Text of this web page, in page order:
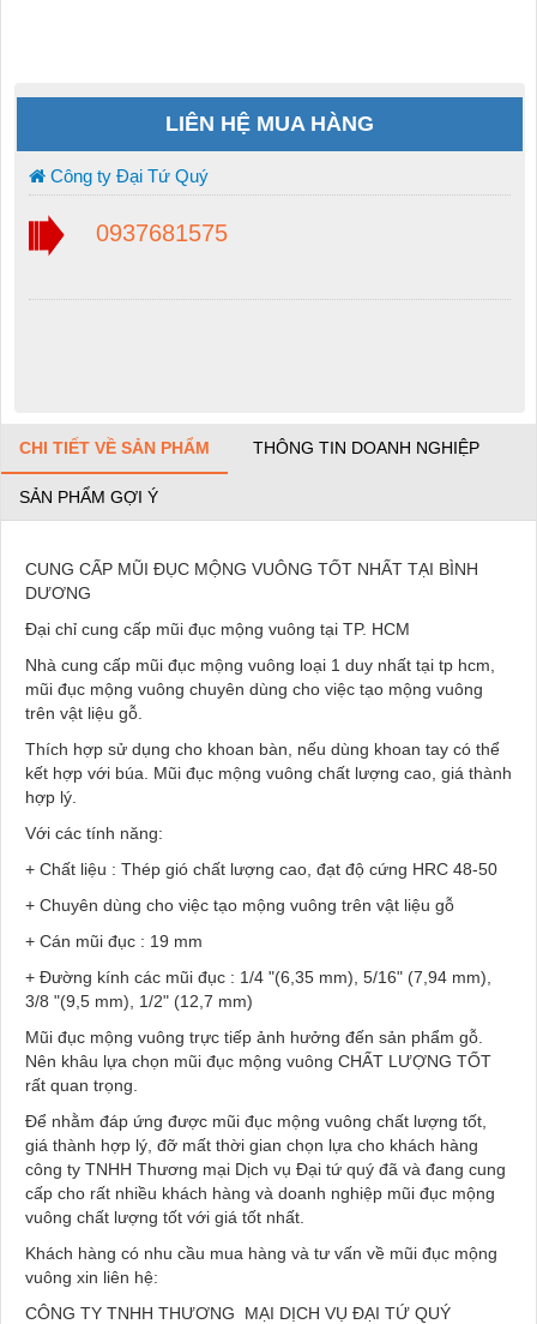
LIÊN HỆ MUA HÀNG
Công ty Đại Tứ Quý
0937681575
CHI TIẾT VỀ SẢN PHẨM THÔNG TIN DOANH NGHIỆP
SẢN PHẨM GỢI Ý
CUNG CẤP MŨI ĐỤC MỘNG VUÔNG TỐT NHẤT TẠI BÌNH
DƯƠNG
Đại chỉ cung cấp mũi đục mộng vuông tại TP. HCM
Nhà cung cấp mũi đục mộng vuông loại 1 duy nhất tại tp hcm,
mũi đục mộng vuông chuyên dùng cho việc tạo mộng vuông
trên vật liệu gỗ.
Thích hợp sử dụng cho khoan bàn, nếu dùng khoan tay có thể
kết hợp với búa. Mũi đục mộng vuông chất lượng cao, giá thành
hợp lý.
Với các tính năng:
+ Chất liệu : Thép gió chất lượng cao, đạt độ cứng HRC 48-50
+ Chuyên dùng cho việc tạo mộng vuông trên vật liệu gỗ
+ Cán mũi đục : 19 mm
+ Đường kính các mũi đục : 1/4 "(6,35 mm), 5/16" (7,94 mm),
3/8 "(9,5 mm), 1/2" (12,7 mm)
Mũi đục mộng vuông trực tiếp ảnh hưởng đến sản phẩm gỗ.
Nên khâu lựa chọn mũi đục mộng vuông CHẤT LƯỢNG TỐT
rất quan trọng.
Để nhằm đáp ứng được mũi đục mộng vuông chất lượng tốt,
giá thành hợp lý, đỡ mất thời gian chọn lựa cho khách hàng
công ty TNHH Thương mại Dịch vụ Đại tứ quý đã và đang cung
cấp cho rất nhiều khách hàng và doanh nghiệp mũi đục mộng
vuông chất lượng tốt với giá tốt nhất.
Khách hàng có nhu cầu mua hàng và tư vấn về mũi đục mộng
vuông xin liên hệ:
CÔNG TY TNHH THƯƠNG MẠI DỊCH VỤ ĐẠI TỨ QUÝ